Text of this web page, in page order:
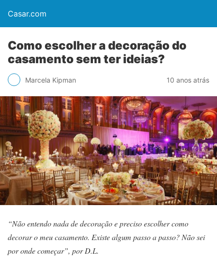
Casar.com
Como escolher a decoração do
casamento sem ter ideias?
Marcela Kipman 10 anos atrás
“Não entendo nada de decoração e preciso escolher como
decorar o meu casamento. Existe algum passo a passo? Não sei
por onde começar”, por D.L.